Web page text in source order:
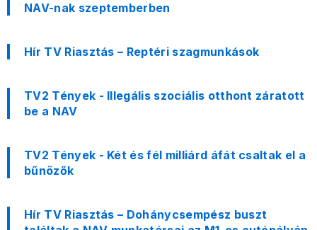
NAV-nak szeptemberben
Hír TV Riasztás – Reptéri szagmunkások
TV2 Tények - Illegális szociális otthont záratott
be a NAV
TV2 Tények - Két és fél milliárd áfát csaltak el a
bűnözők
Hír TV Riasztás – Dohánycsempész buszt